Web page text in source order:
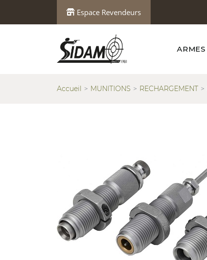
Espace Revendeurs
ARMES
Accueil MUNITIONS RECHARGEMENT